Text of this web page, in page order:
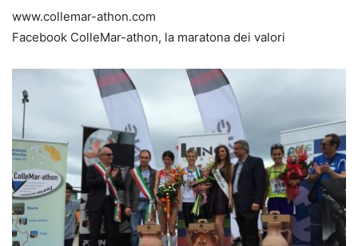
www.collemar-athon.com
Facebook ColleMar-athon, la maratona dei valori